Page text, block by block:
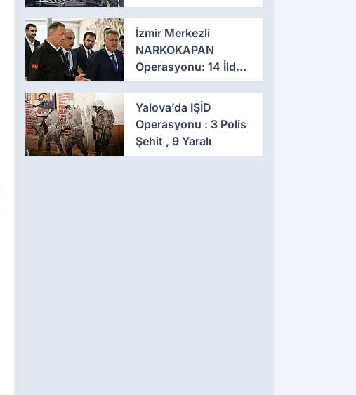
Kazaya Neden Oldu
İzmir Merkezli
NARKOKAPAN
Operasyonu: 14 İlde
Eş Zamanlı Baskın,
641 Gözaltı
Yalova’da IŞİD
Operasyonu : 3 Polis
Şehit , 9 Yaralı